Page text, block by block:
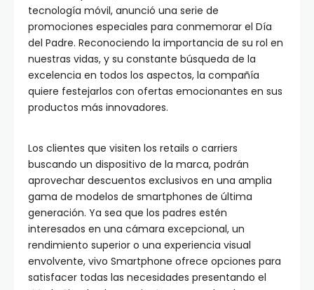
tecnología móvil, anunció una serie de
promociones especiales para conmemorar el Día
del Padre. Reconociendo la importancia de su rol en
nuestras vidas, y su constante búsqueda de la
excelencia en todos los aspectos, la compañía
quiere festejarlos con ofertas emocionantes en sus
productos más innovadores.
Los clientes que visiten los retails o carriers
buscando un dispositivo de la marca, podrán
aprovechar descuentos exclusivos en una amplia
gama de modelos de smartphones de última
generación. Ya sea que los padres estén
interesados en una cámara excepcional, un
rendimiento superior o una experiencia visual
envolvente, vivo Smartphone ofrece opciones para
satisfacer todas las necesidades presentando el